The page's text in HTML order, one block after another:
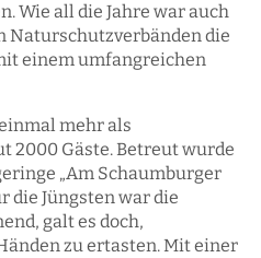
Wie all die Jahre war auch
Naturschutzverbänden die
einem umfangreichen
mehr als
2000 Gäste. Betreut wurde
„Am Schaumburger
die Jüngsten war die
galt es doch,
zu ertasten. Mit einer